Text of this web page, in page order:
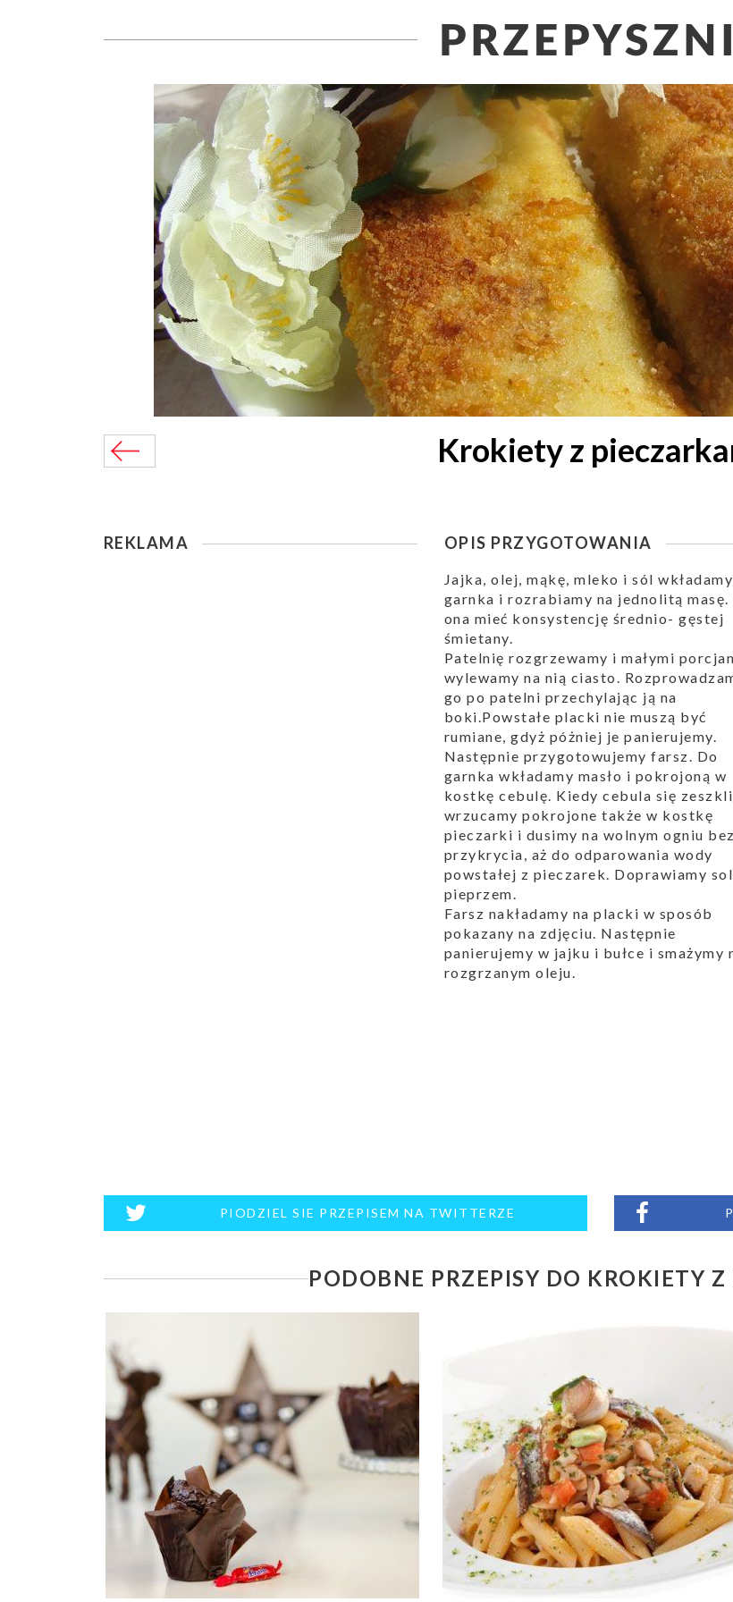
Krokiety z
REKLAMA OPIS PRZYGOTOWANIA
Jajka, olej, mąkę, mleko i sól
garnka i rozrabiamy na jednolitą masę.
ona mieć konsystencję średnio- gęstej
śmietany.
Patelnię rozgrzewamy i małymi
wylewamy na nią ciasto.
go po patelni przechylając ją na
boki.Powstałe placki nie muszą być
rumiane, gdyż póżniej je panierujemy.
Następnie przygotowujemy farsz. Do
garnka wkładamy masło i pokrojoną w
kostkę cebulę. Kiedy cebula się
wrzucamy pokrojone także w kostkę
pieczarki i dusimy na wolnym ogniu bez
przykrycia, aż do odparowania wody
powstałej z pieczarek. Doprawiamy
pieprzem.
Farsz nakładamy na placki w sposób
pokazany na zdjęciu. Następnie
panierujemy w jajku i bułce i smażymy
rozgrzanym oleju.
PIODZIEL SIE PRZEPISEM NA TWITTERZE
PODOBNE PRZEPISY DO KROKIETY